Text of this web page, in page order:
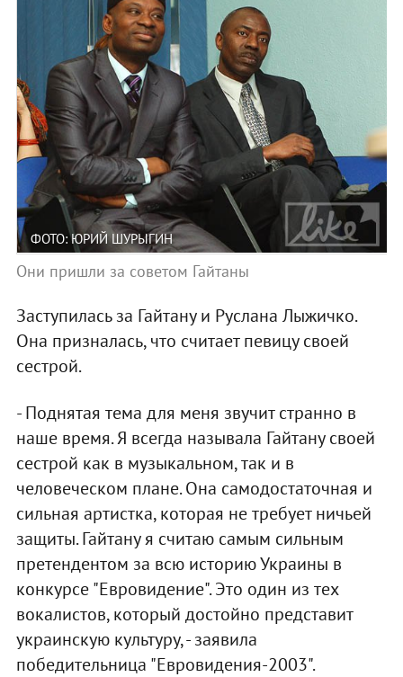
ФОТО: ЮРИЙ ШУРЫГИН
Они пришли за советом Гайтаны
Заступилась за Гайтану и Руслана Лыжичко.
Она призналась, что считает певицу своей
сестрой.
- Поднятая тема для меня звучит странно в
наше время. Я всегда называла Гайтану своей
сестрой как в музыкальном, так и в
человеческом плане. Она самодостаточная и
сильная артистка, которая не требует ничьей
защиты. Гайтану я считаю самым сильным
претендентом за всю историю Украины в
конкурсе "Евровидение". Это один из тех
вокалистов, который достойно представит
украинскую культуру, - заявила
победительница "Евровидения-2003".